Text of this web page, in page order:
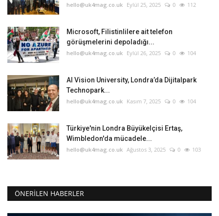
hello@uk4mag.co.uk Eylül 25, 2025 0 112
Microsoft, Filistinlilere ait telefon
görüşmelerini depoladığı...
hello@uk4mag.co.uk Eylül 26, 2025 0 104
AI Vision University, Londra’da Dijitalpark
Technopark...
hello@uk4mag.co.uk Kasım 7, 2025 0 104
Türkiye'nin Londra Büyükelçisi Ertaş,
Wimbledon'da mücadele...
hello@uk4mag.co.uk Ağustos 3, 2025 0 103
ÖNERILEN HABERLER